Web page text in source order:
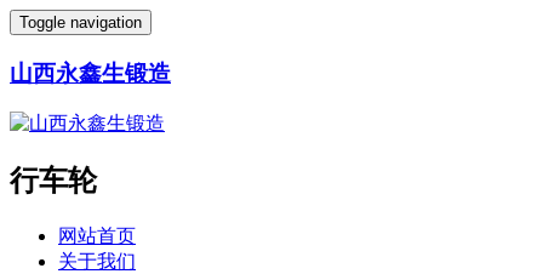
Toggle navigation
山西永鑫生锻造
行车轮
网站首页
关于我们